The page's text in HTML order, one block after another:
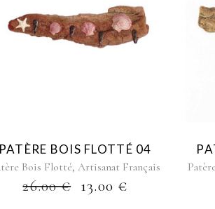
PATÈRE BOIS FLOTTÉ 04
Bois Flotté, Artisanat Français
26.00€ 13.00 €